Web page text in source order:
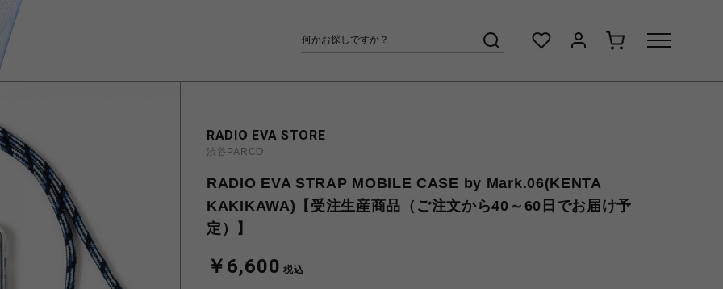
RADIO EVA STORE
渋谷PARCO
RADIO EVA STRAP MOBILE CASE by Mark.06(KENTA
KAKIKAWA)【受注生産商品（ご注文から40～60日でお届け予
定）】
￥6,600 税込